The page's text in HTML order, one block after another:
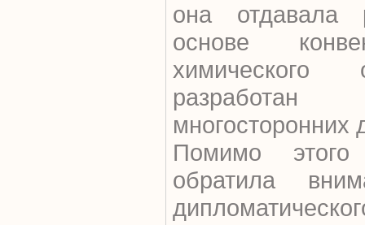
она отдавала
основе
разработан
многосторонних
Помимо
обратила